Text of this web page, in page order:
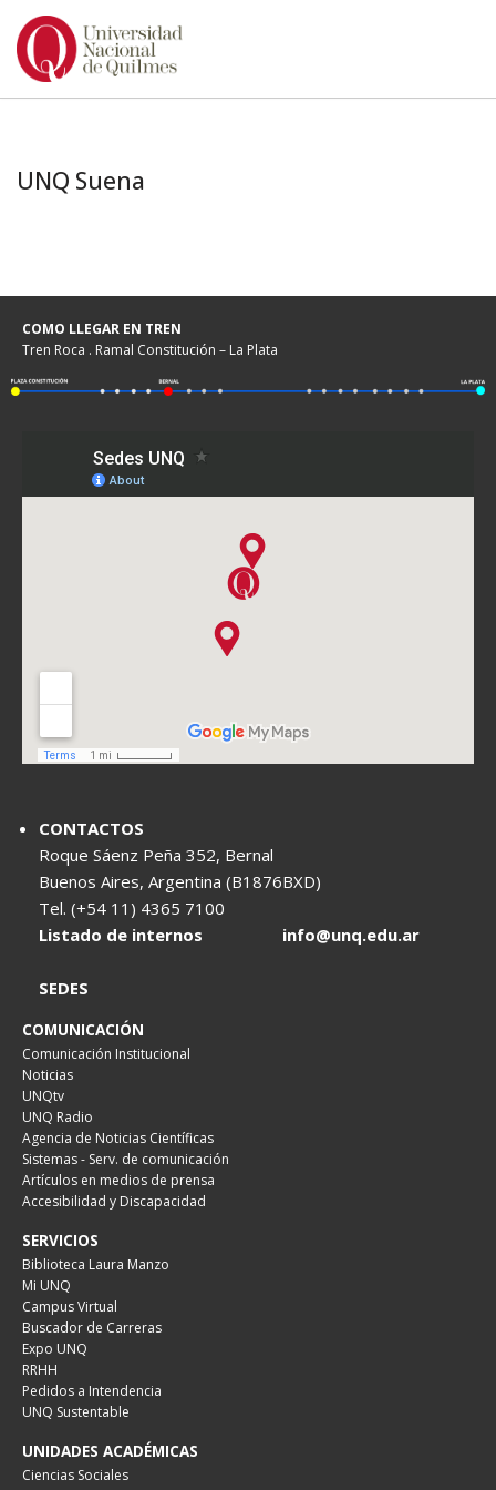
Ir
UNQ Suena
COMO LLEGAR EN TREN
Tren Roca . Ramal Constitución – La Plata
CONTACTOS
Roque Sáenz Peña 352, Bernal
Buenos Aires, Argentina (B1876BXD)
Tel. (+54 11) 4365 7100
Listado de internos
info@unq.edu.ar
SEDES
COMUNICACIÓN
Comunicación Institucional
Noticias
UNQtv
UNQ Radio
Agencia de Noticias Científicas
Sistemas - Serv. de comunicación
Artículos en medios de prensa
Accesibilidad y Discapacidad
SERVICIOS
Biblioteca Laura Manzo
Mi UNQ
Campus Virtual
Buscador de Carreras
Expo UNQ
RRHH
Pedidos a Intendencia
UNQ Sustentable
UNIDADES ACADÉMICAS
Ciencias Sociales